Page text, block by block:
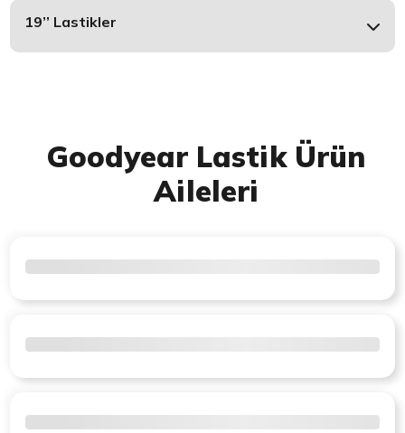
19’’ Lastikler
Goodyear Lastik Ürün
Aileleri